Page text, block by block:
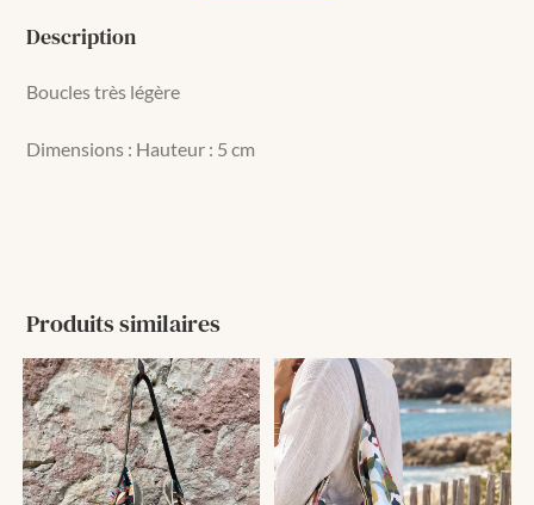
Description
Boucles très légère
Dimensions : Hauteur : 5 cm
Produits similaires